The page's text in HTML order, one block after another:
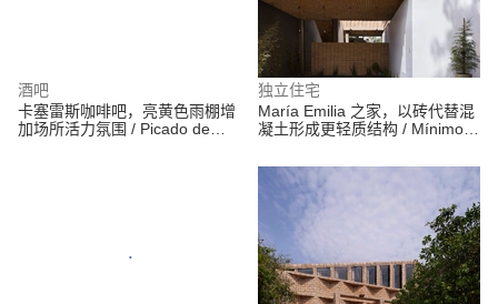
酒吧
卡塞雷斯咖啡吧，亮黄色雨棚增
加场所活力氛围 / Picado de
独立住宅
María Emilia 之家，以砖代替混
凝土形成更轻质结构 / Mínimo